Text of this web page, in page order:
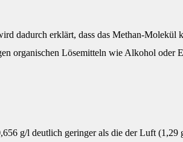
dadurch erklärt, dass das Methan-Molekül
organischen Lösemitteln wie Alkohol oder
g/l deutlich geringer als die der Luft (1,29